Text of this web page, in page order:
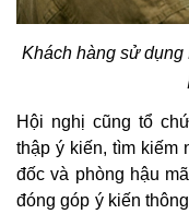
Khách hàng sử dụng
Hội nghị cũng tổ
thập ý kiến, tìm kiếm
đốc và phòng hậu
đóng góp ý kiến